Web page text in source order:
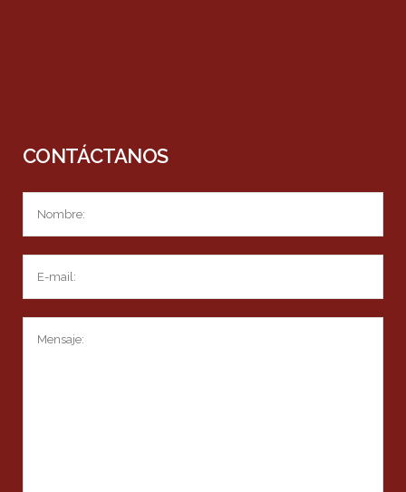
CONTÁCTANOS